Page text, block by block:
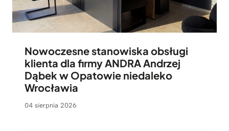
Nowoczesne stanowiska obsługi
klienta dla firmy ANDRA Andrzej
Dąbek w Opatowie niedaleko
Wrocławia
04 sierpnia 2026